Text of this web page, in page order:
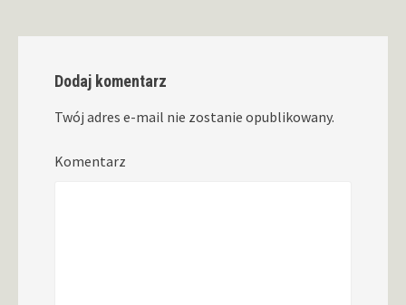
Dodaj komentarz
Twój adres e-mail nie zostanie opublikowany.
Komentarz